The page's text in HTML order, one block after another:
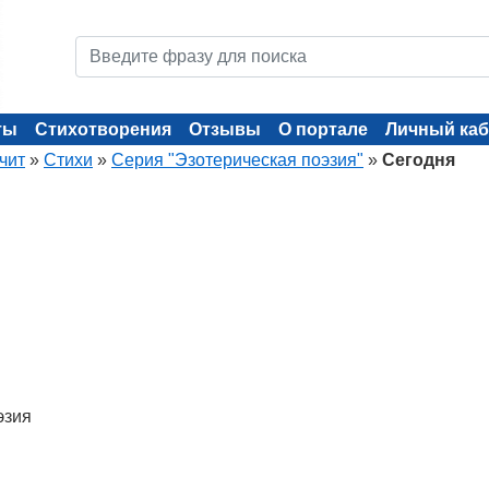
Стихотворения Отзывы О портале
Личный
» Стихи » Серия "Эзотерическая поэзия" » Сегодня